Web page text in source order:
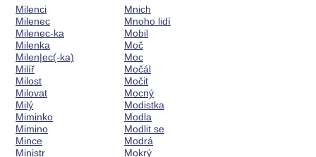
Milenci
Milenec
Milenec-ka
Milenka
Milen|ec(-ka)
Milíř
Milost
Milovat
Milý
Miminko
Mimino
Mince
Ministr
Mnich
Mnoho lidí
Mobil
Moč
Moc
Močál
Močit
Mocný
Modistka
Modla
Modlit se
Modrá
Mokrý